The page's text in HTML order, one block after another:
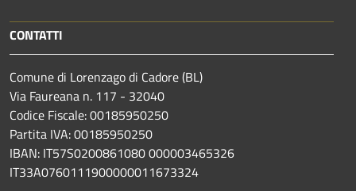
CONTATTI
Comune di Lorenzago di Cadore (BL)
Via Faureana n. 117 - 32040
Codice Fiscale: 00185950250
Partita IVA: 00185950250
IBAN: IT57S0200861080 000003465326
IT33A0760111900000011673324